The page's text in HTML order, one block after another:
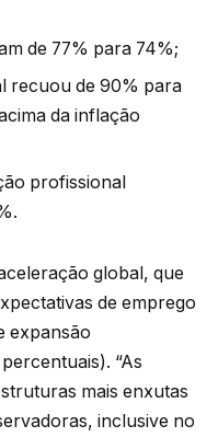
de 77% para 74%;
recuou de 90% para
da inflação
profissional
global, que
de emprego
expansão
“As
mais enxutas
inclusive no